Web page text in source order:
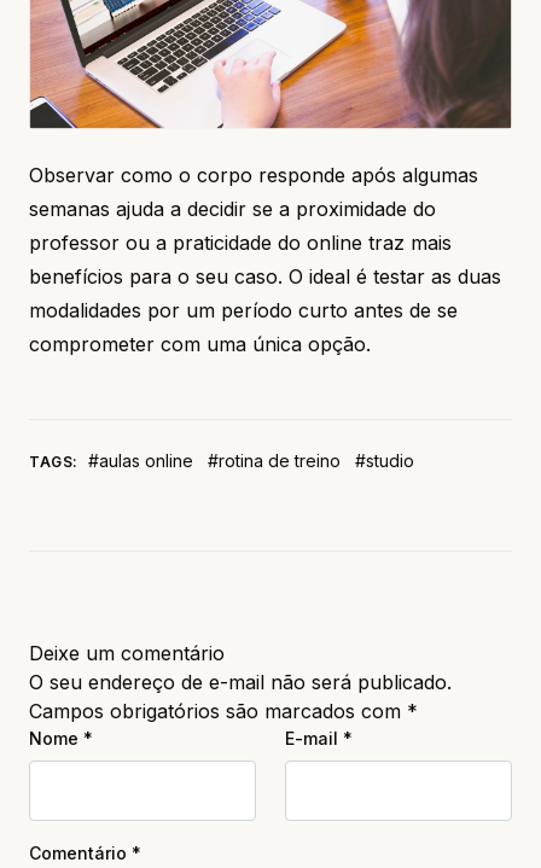
Observar como o corpo responde após algumas
semanas ajuda a decidir se a proximidade do
professor ou a praticidade do online traz mais
benefícios para o seu caso. O ideal é testar as duas
modalidades por um período curto antes de se
comprometer com uma única opção.
TAGS: #aulas online #rotina de treino #studio
Deixe um comentário
O seu endereço de e-mail não será publicado.
Campos obrigatórios são marcados com *
Nome * E-mail *
Comentário *